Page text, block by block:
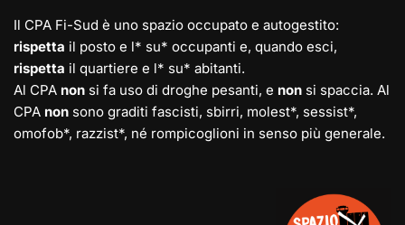
Il CPA Fi-Sud è uno spazio occupato e autogestito:
rispetta il posto e l* su* occupanti e, quando esci,
rispetta il quartiere e l* su* abitanti.
Al CPA non si fa uso di droghe pesanti, e non si spaccia. Al
CPA non sono graditi fascisti, sbirri, molest*, sessist*,
omofob*, razzist*, né rompicoglioni in senso più generale.